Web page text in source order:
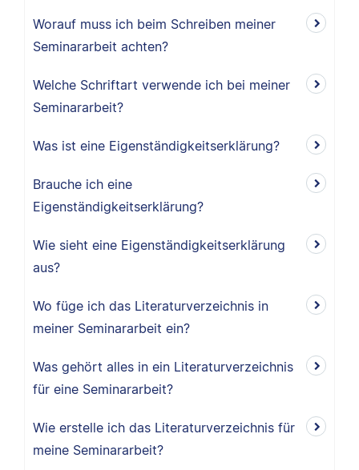
Worauf muss ich beim Schreiben meiner
Seminararbeit achten?
Welche Schriftart verwende ich bei meiner
Seminararbeit?
Was ist eine Eigenständigkeitserklärung?
Brauche ich eine
Eigenständigkeitserklärung?
Wie sieht eine Eigenständigkeitserklärung
aus?
Wo füge ich das Literaturverzeichnis in
meiner Seminararbeit ein?
Was gehört alles in ein Literaturverzeichnis
für eine Seminararbeit?
Wie erstelle ich das Literaturverzeichnis für
meine Seminararbeit?